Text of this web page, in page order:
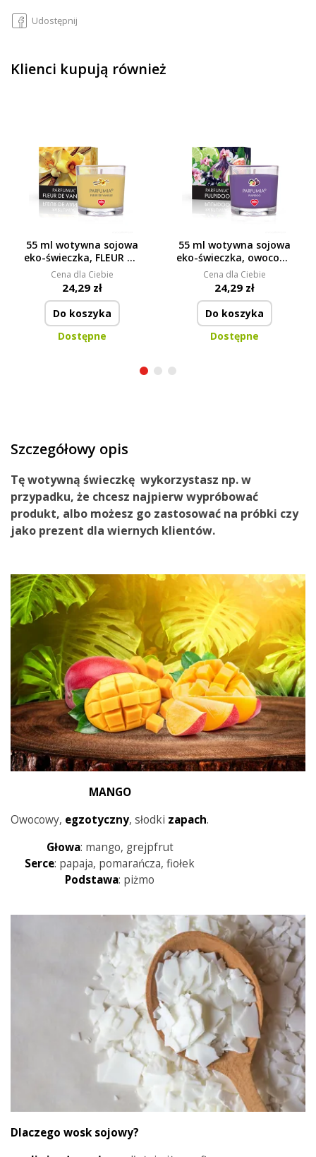
Udostępnij
Klienci kupują również
55 ml wotywna sojowa
eko-świeczka, FLEUR DE
VANILLE, PARFUMIA®
Cena dla Ciebie
24,29 zł
Do koszyka
Dostępne
55 ml wotywna sojowa
eko-świeczka, owocowy
koktajl PULPIDOO,
PARFUMIA®
Cena dla Ciebie
24,29 zł
Do koszyka
Dostępne
Szczegółowy opis
Tę wotywną świeczkę wykorzystasz np.w
przypadku, że chcesz najpierw wypróbować
produkt, albo możesz go zastosować na próbki czy
jako prezent dla wiernych klientów.
MANGO
Owocowy, egzotyczny, słodki zapach.
Głowa: mango, grejpfrut
Serce: papaja, pomarańcza, fiołek
Podstawa: piżmo
Dlaczego wosk sojowy?